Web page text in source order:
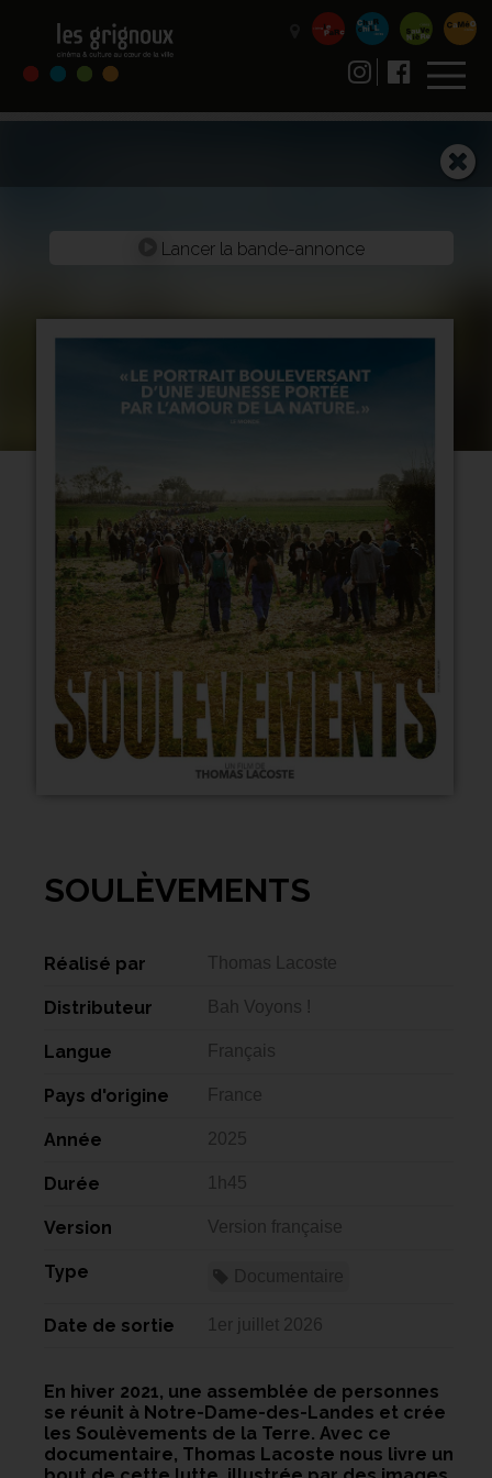
Lancer la bande-annonce
SOULÈVEMENTS
Réalisé par Thomas Lacoste
Distributeur Bah Voyons !
Langue Français
Pays d'origine France
Année 2025
Durée 1h45
Version Version française
Type
Date de sortie 1er juillet 2026
En hiver 2021, une assemblée de personnes
se réunit à Notre-Dame-des-Landes et crée
les Soulèvements de la Terre. Avec ce
documentaire, Thomas Lacoste nous livre un